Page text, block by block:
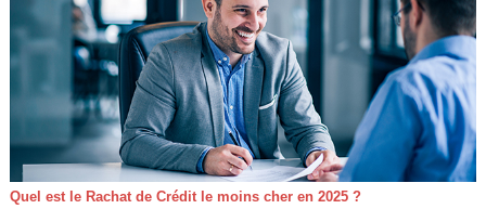
Quel est le Rachat de Crédit le moins cher en 2025 ?